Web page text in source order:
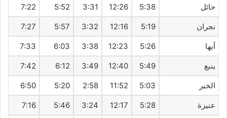
حائل 5:38
12:26
3:31
5:52
7:22
نجران 5:19
12:16
3:32
5:57
7:27
أبها 5:26
12:23
3:38
6:03
7:33
ينبع 5:49
12:40
3:49
6:12
7:42
الخبر 5:03
11:52
2:58
5:20
6:50
عنيزة 5:28
12:17
3:24
5:46
7:16